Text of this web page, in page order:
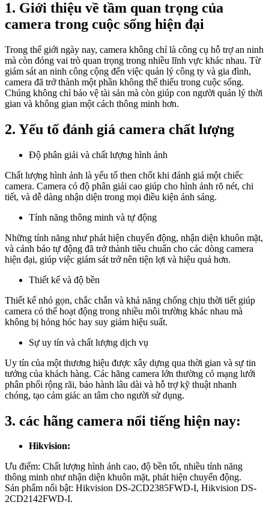
1. Giới thiệu về tầm quan trọng của
camera trong cuộc sống hiện đại
Trong thế giới ngày nay, camera không chỉ là công cụ hỗ trợ an ninh
mà còn đóng vai trò quan trọng trong nhiều lĩnh vực khác nhau. Từ
giám sát an ninh công cộng đến việc quản lý công ty và gia đình,
camera đã trở thành một phần không thể thiếu trong cuộc sống.
Chúng không chỉ bảo vệ tài sản mà còn giúp con người quản lý thời
gian và không gian một cách thông minh hơn.
2. Yếu tố đánh giá camera chất lượng
Độ phân giải và chất lượng hình ảnh
Chất lượng hình ảnh là yếu tố then chốt khi đánh giá một chiếc
camera. Camera có độ phân giải cao giúp cho hình ảnh rõ nét, chi
tiết, và dễ dàng nhận diện trong mọi điều kiện ánh sáng.
Tính năng thông minh và tự động
Những tính năng như phát hiện chuyển động, nhận diện khuôn mặt,
và cảnh báo tự động đã trở thành tiêu chuẩn cho các dòng camera
hiện đại, giúp việc giám sát trở nên tiện lợi và hiệu quả hơn.
Thiết kế và độ bền
Thiết kế nhỏ gọn, chắc chắn và khả năng chống chịu thời tiết giúp
camera có thể hoạt động trong nhiều môi trường khác nhau mà
không bị hỏng hóc hay suy giảm hiệu suất.
Sự uy tín và chất lượng dịch vụ
Uy tín của một thương hiệu được xây dựng qua thời gian và sự tin
tưởng của khách hàng. Các hãng camera lớn thường có mạng lưới
phân phối rộng rãi, bảo hành lâu dài và hỗ trợ kỹ thuật nhanh
chóng, tạo cảm giác an tâm cho người sử dụng.
3. các hãng camera nổi tiếng hiện nay:
Hikvision:
Ưu điểm: Chất lượng hình ảnh cao, độ bền tốt, nhiều tính năng
thông minh như nhận diện khuôn mặt, phát hiện chuyển động.
Sản phẩm nổi bật: Hikvision DS-2CD2385FWD-I, Hikvision DS-
2CD2142FWD-I.